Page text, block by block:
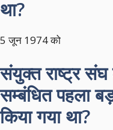
था?
5 जून 1974 को
संयुक्त राष्ट्र संघ
सम्बंधित पहला
किया गया था?